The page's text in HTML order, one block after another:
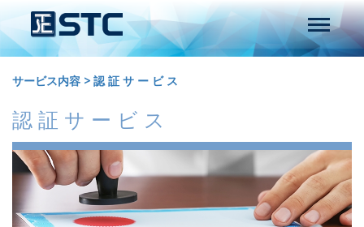
サービス内容 > 認 証 サ ー ビ ス
認 証 サ ー ビ ス